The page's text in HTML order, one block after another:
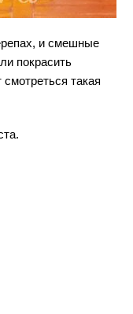
и смешные
покрасить
такая